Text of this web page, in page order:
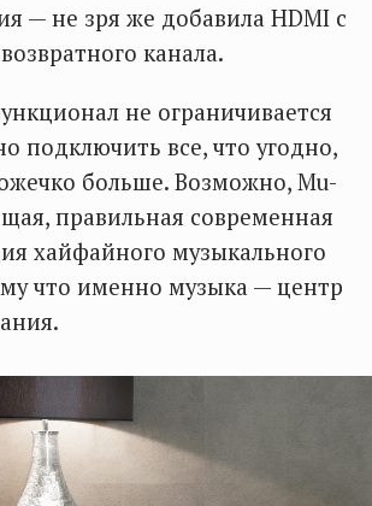
— не зря же добавила HDMI с
канала.
не ограничивается
подключить все, что угодно,
больше. Возможно, Mu-
правильная современная
хайфайного музыкального
что именно музыка — центр